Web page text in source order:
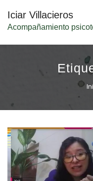
Iciar Villacieros
Acompañamiento